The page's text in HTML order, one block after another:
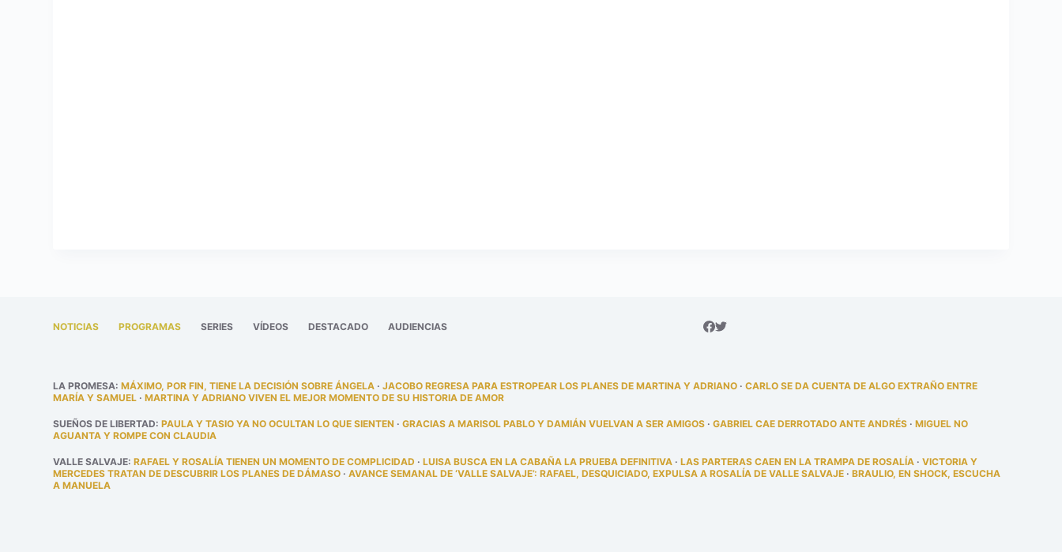
NOTICIAS PROGRAMAS SERIES VÍDEOS DESTACADO AUDIENCIAS
LA PROMESA:MÁXIMO, POR FIN, TIENE LA DECISIÓN SOBRE ÁNGELA ·JACOBO REGRESA PARA ESTROPEAR LOS PLANES DE MARTINA Y ADRIANO ·CARLO SE DA CUENTA DE ALGO EXTRAÑO ENTRE
MARÍA Y SAMUEL ·MARTINA Y ADRIANO VIVEN EL MEJOR MOMENTO DE SU HISTORIA DE AMOR
SUEÑOS DE LIBERTAD:PAULA Y TASIO YA NO OCULTAN LO QUE SIENTEN ·GRACIAS A MARISOL PABLO Y DAMIÁN VUELVAN A SER AMIGOS ·GABRIEL CAE DERROTADO ANTE ANDRÉS ·MIGUEL NO
AGUANTA Y ROMPE CON CLAUDIA
VALLE SALVAJE:RAFAEL Y ROSALÍA TIENEN UN MOMENTO DE COMPLICIDAD ·LUISA BUSCA EN LA CABAÑA LA PRUEBA DEFINITIVA ·LAS PARTERAS CAEN EN LA TRAMPA DE ROSALÍA ·VICTORIA Y
MERCEDES TRATAN DE DESCUBRIR LOS PLANES DE DÁMASO ·AVANCE SEMANAL DE ‘VALLE SALVAJE’: RAFAEL, DESQUICIADO, EXPULSA A ROSALÍA DE VALLE SALVAJE ·BRAULIO, EN SHOCK, ESCUCHA
A MANUELA